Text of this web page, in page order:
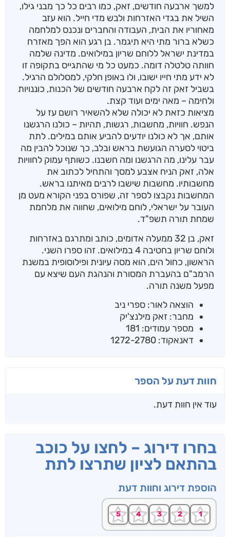
למשך ארבעה חודשים, זאק, כמו רבים כל כך מבני גילו,
השיל את בגדי האזרחות ולבש מדי חייל. הוא עזב
מאחוריו את הבית, העבודה והחברים ונכנס למלחמה
כשלא ברור מתי היא תיגמר. בן רגע הוא הפך מאזרח
במדינת ישראל ללוחם שריון במילואים. מדינה שלמה
חוותה טלטלה דומה. כמעט כל מי שהתגייס בתקופה זו
לא ידע מתי חייו ישובו, ולו באופן חלקי, למסלולם הרגיל.
בשביל זאק זה לקח ארבעה חודשים של הכנות, כוננויות
ולחימה – מאה ימים ועוד קצת.
מציאות כזאת לא יכולה שלא להשאיר רושם עז על
הנפש. חוויות, מחשבות, רגשות, תהיות – כולנו הרגשנו
אותם, אך לא כולנו יודעים להביע אותם במילים. לתת
ביטוי לסערה הגועשת בראש ובלב, כך שנוכל להבין מה
עבר עלינו, מה הרגשנו ומה חשבנו. כשותף עמוק לחוויות
אלה, זאק הניח אצבע למסך והתחיל לכתוב את
מחשבותיו. מחשבות שישבו לרבים מאיתנו בראש.
המחשבות נקבצו לספר זה, שפורס בפני הקורא מעט מן
העובר על ישראלי, לוחם מילואים, שחווה את מלחמת
שמחת תורה תשפ"ד.
זאק, בן 32 ממעלה אדומים, כותב ומתרגם באזרחות
ולוחם שריון בחטיבה 4 במילואים. זהו ספרו השני.
הראשון, כחול הים, הוא מסה עיונית ופילוסופית במשנת
הרמב"ם בהעברת המסורת והנהגת העם שיצא עם
מפעל משנה תורה.
הוצאה לאור: ספרי ניב
מחבר: זאק מילנצ'יק
מספר עמודים: 181
דאנאקוד: 1272-2780
חוות דעת על הספר
עוד אין חוות דעת.
בחרו דירוג – לחצו על כוכב
בהתאם לציון שתרצו לתת
הוספת דירוג וחוות דעת